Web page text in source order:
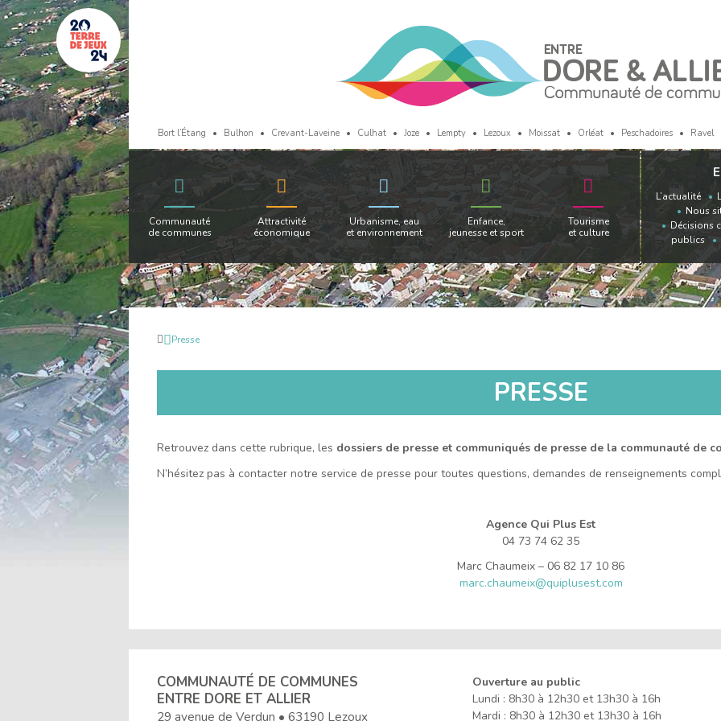
Bort l’Étang Bulhon Crevant-Laveine Culhat Joze Lempty Lezoux Moissat Orléat Peschadoires Ravel
Communauté
de communes
Attractivité
économique
Urbanisme, eau
et environnement
Enfance,
jeunesse et sport
Tourisme
et culture
L’actualité
Nous
Décisions
publics
Retour
l'accueil
Presse
PRESSE
Retrouvez dans cette rubrique, les dossiers de presse et communiqués de presse de la communauté de
N’hésitez pas à contacter notre service de presse pour toutes questions, demandes de renseignements
Agence Qui Plus Est
04 73 74 62 35
Marc Chaumeix – 06 82 17 10 86
marc.chaumeix@quiplusest.com
COMMUNAUTÉ DE COMMUNES
ENTRE DORE ET ALLIER
29 avenue de Verdun • 63190 Lezoux
Ouverture au public
Lundi : 8h30 à 12h30 et 13h30 à 16h
Mardi : 8h30 à 12h30 et 13h30 à 16h